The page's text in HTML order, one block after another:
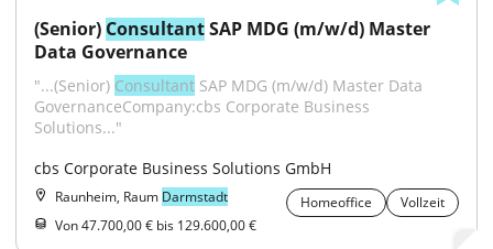
(Senior) Consultant SAP MDG (m/w/d) Master
Data Governance
"...(Senior) Consultant SAP MDG (m/w/d) Master Data
GovernanceCompany:cbs Corporate Business
Solutions..."
cbs Corporate Business Solutions GmbH
Raunheim, Raum Darmstadt Homeoffice
Vollzeit
Von 47.700,00 € bis 129.600,00 €